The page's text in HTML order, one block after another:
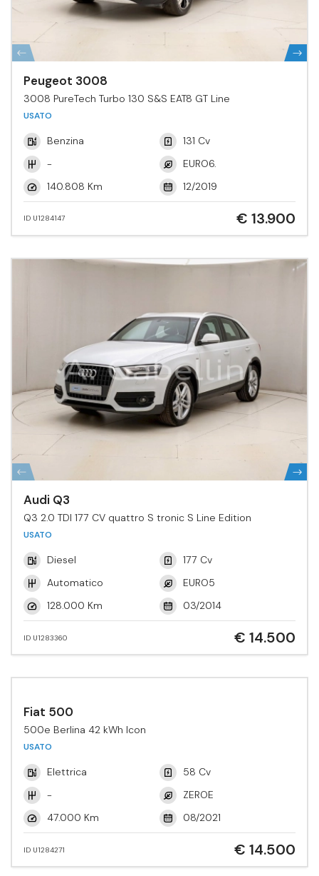
Peugeot 3008
3008 PureTech Turbo 130 S&S EAT8 GT Line
USATO
Benzina
131 Cv
-
EURO6.
140.808 Km
12/2019
ID U1284147 € 13.900
Audi Q3
Q3 2.0 TDI 177 CV quattro S tronic S Line Edition
USATO
Diesel
177 Cv
Automatico
EURO5
128.000 Km
03/2014
ID U1283360 € 14.500
Fiat 500
500e Berlina 42 kWh Icon
USATO
Elettrica
58 Cv
-
ZEROE
47.000 Km
08/2021
ID U1284271 € 14.500